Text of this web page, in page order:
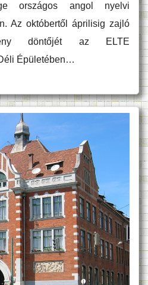
országos angol nyelvi
Az októbertől áprilisig zajló
döntőjét az ELTE
Épületében…